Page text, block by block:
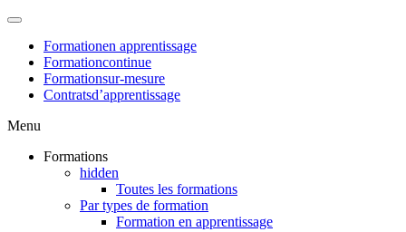
Formationen apprentissage
Formationcontinue
Formationsur-mesure
Contratsd’apprentissage
Menu
Formations
hidden
Toutes les formations
Par types de formation
Formation en apprentissage